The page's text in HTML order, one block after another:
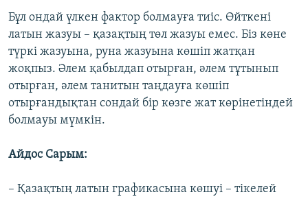
Бұл ондай үлкен фактор болмауға тиіс. Өйткені
латын жазуы – қазақтың төл жазуы емес. Біз көне
түркі жазуына, руна жазуына көшіп жатқан
жоқпыз. Әлем қабылдап отырған, әлем тұтынып
отырған, әлем танитын таңдауға көшіп
отырғандықтан сондай бір көзге жат көрінетіндей
болмауы мүмкін.
Айдос Сарым:
– Қазақтың латын графикасына көшуі – тікелей